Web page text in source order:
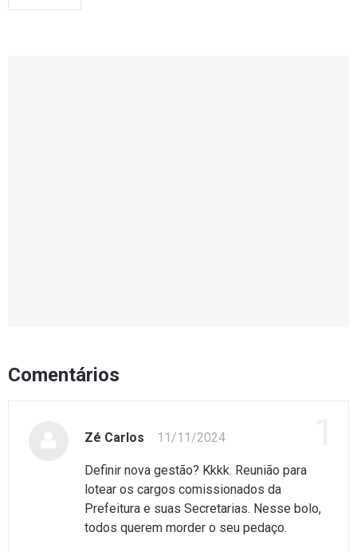
Comentários
Zé Carlos 11/11/2024
Definir nova gestão? Kkkk. Reunião para
lotear os cargos comissionados da
Prefeitura e suas Secretarias. Nesse bolo,
todos querem morder o seu pedaço.